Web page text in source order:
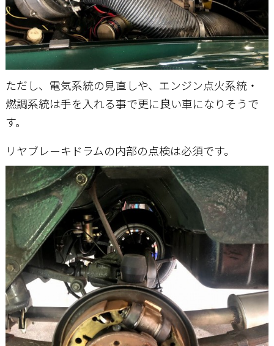
ただし、電気系統の見直しや、エンジン点火系統・
燃調系統は手を入れる事で更に良い車になりそうで
す。
リヤブレーキドラムの内部の点検は必須です。